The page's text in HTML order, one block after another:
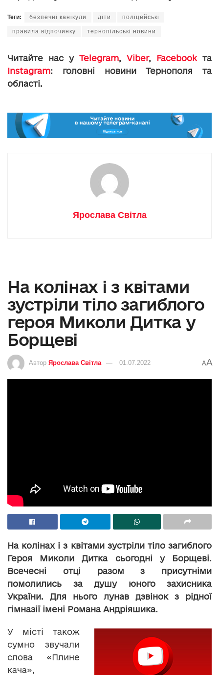
Теги: безпечні канікули діти поліцейські
правила відпочинку тернопільські новини
Читайте нас у Telegram, Viber, Facebookта
Instagram: головні новини Тернополя та
області.
Ярослава Світла
На колінах і з квітами
зустріли тіло загиблого
героя Миколи Дитка у
Борщеві
Автор Ярослава Світла 01.07.2022 AA
На колінах і з квітами зустріли тіло загиблого
Героя Миколи Дитка сьогодні у Борщеві.
Всечесні отці разом з присутніми
помолились за душу юного захисника
України. Для нього лунав дзвінок з рідної
гімназії імені Романа Андріяшика.
У місті також
сумно звучали
слова «Плине
кача»,